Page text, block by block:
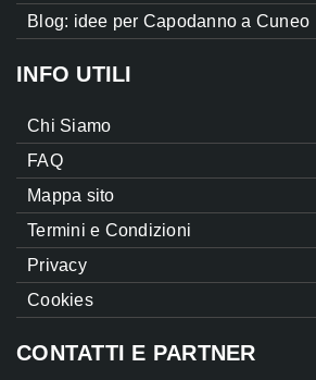
Blog: idee per Capodanno a Cuneo
INFO UTILI
Chi Siamo
FAQ
Mappa sito
Termini e Condizioni
Privacy
Cookies
CONTATTI E PARTNER